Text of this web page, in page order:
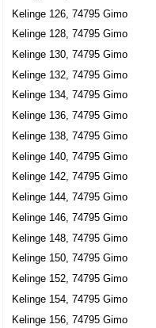
Kelinge 126, 74795 Gimo
Kelinge 128, 74795 Gimo
Kelinge 130, 74795 Gimo
Kelinge 132, 74795 Gimo
Kelinge 134, 74795 Gimo
Kelinge 136, 74795 Gimo
Kelinge 138, 74795 Gimo
Kelinge 140, 74795 Gimo
Kelinge 142, 74795 Gimo
Kelinge 144, 74795 Gimo
Kelinge 146, 74795 Gimo
Kelinge 148, 74795 Gimo
Kelinge 150, 74795 Gimo
Kelinge 152, 74795 Gimo
Kelinge 154, 74795 Gimo
Kelinge 156, 74795 Gimo